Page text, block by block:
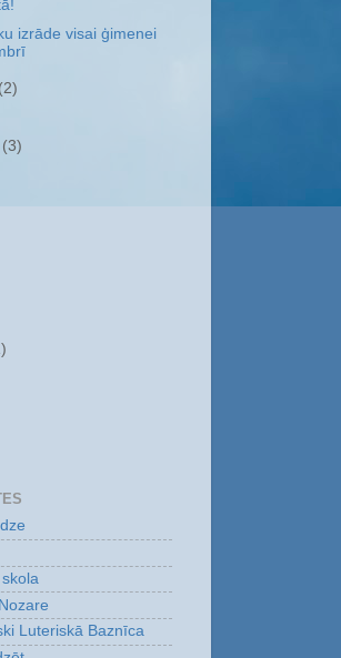
izrāde visai ģimenei
(2)
(3)
skola
Luteriskā Baznīca